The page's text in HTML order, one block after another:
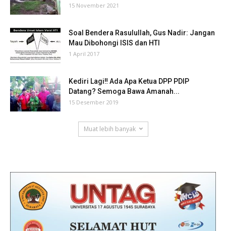
15 November 2021
Soal Bendera Rasulullah, Gus Nadir: Jangan
Mau Dibohongi ISIS dan HTI
1 April 2017
Kediri Lagi‼ Ada Apa Ketua DPP PDIP
Datang? Semoga Bawa Amanah...
15 Desember 2019
Muat lebih banyak